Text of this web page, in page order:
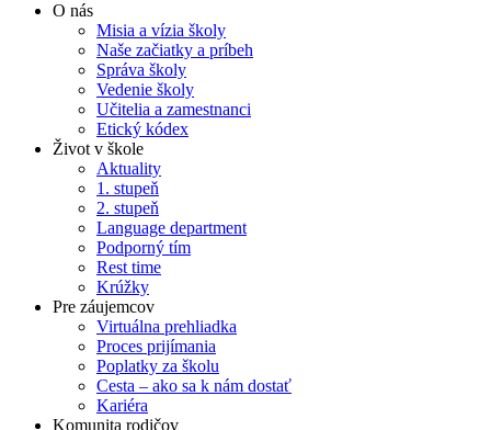
O nás
Misia a vízia školy
Naše začiatky a príbeh
Správa školy
Vedenie školy
Učitelia a zamestnanci
Etický kódex
Život v škole
Aktuality
1. stupeň
2. stupeň
Language department
Podporný tím
Rest time
Krúžky
Pre záujemcov
Virtuálna prehliadka
Proces prijímania
Poplatky za školu
Cesta – ako sa k nám dostať
Kariéra
Komunita rodičov